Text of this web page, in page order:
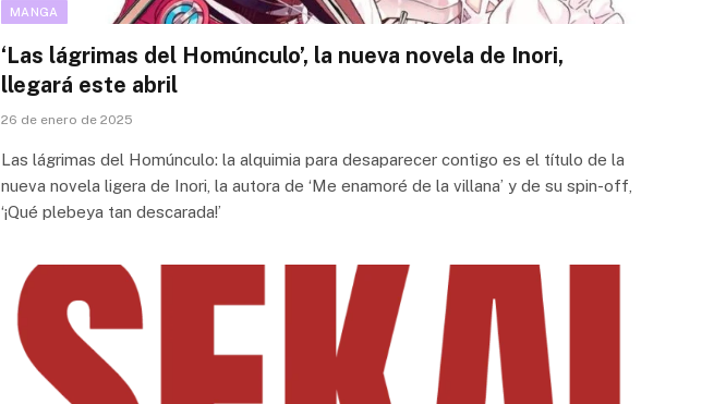
MANGA
‘Las lágrimas del Homúnculo’, la nueva novela de Inori,
llegará este abril
26 de enero de 2025
Las lágrimas del Homúnculo: la alquimia para desaparecer contigo es el título de la
nueva novela ligera de Inori, la autora de ‘Me enamoré de la villana’ y de su spin-off,
‘¡Qué plebeya tan descarada!’